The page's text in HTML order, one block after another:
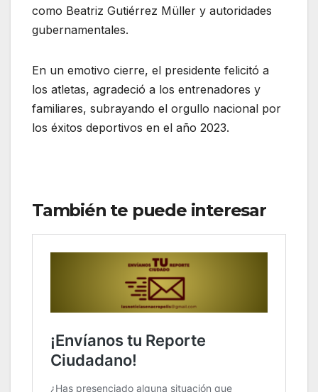
como Beatriz Gutiérrez Müller y autoridades
gubernamentales.
En un emotivo cierre, el presidente felicitó a
los atletas, agradeció a los entrenadores y
familiares, subrayando el orgullo nacional por
los éxitos deportivos en el año 2023.
También te puede interesar